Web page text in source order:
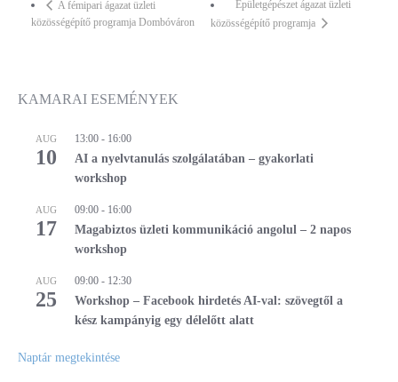
A fémipari ágazat üzleti
közösségépítő programja Dombóváron
Épületgépészet ágazat üzleti
közösségépítő programja
KAMARAI ESEMÉNYEK
AUG
10
13:00 - 16:00
AI a nyelvtanulás szolgálatában – gyakorlati
workshop
AUG
17
09:00 - 16:00
Magabiztos üzleti kommunikáció angolul – 2 napos
workshop
AUG
25
09:00 - 12:30
Workshop – Facebook hirdetés AI-val: szövegtől a
kész kampányig egy délelőtt alatt
Naptár megtekintése